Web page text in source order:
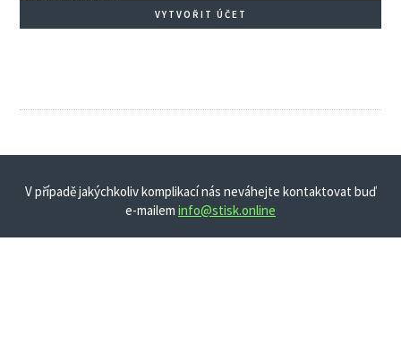
VYTVOŘIT ÚČET
V případě jakýchkoliv komplikací nás neváhejte kontaktovat buď
e-mailem info@stisk.online